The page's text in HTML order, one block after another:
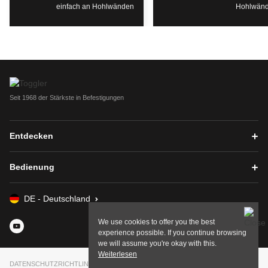
einfach an Hohlwänden
Seit 1968 der Stärkste in Befestigungen
Entdecken
Bedienung
DE - Deutschland
DATENSCHUTZRICHTLINIE
We use cookies to offer you the best
experience possible. If you continue browsing
we will assume you're okay with this.
Weiterlesen